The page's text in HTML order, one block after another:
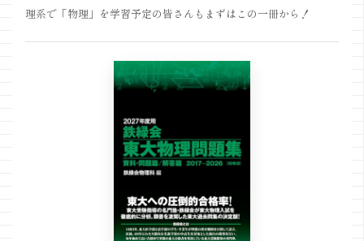
理系で「物理」を学習予定の皆さんもまずはこの一冊から！